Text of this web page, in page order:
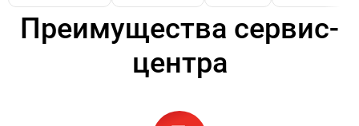
Преимущества сервис-
центра